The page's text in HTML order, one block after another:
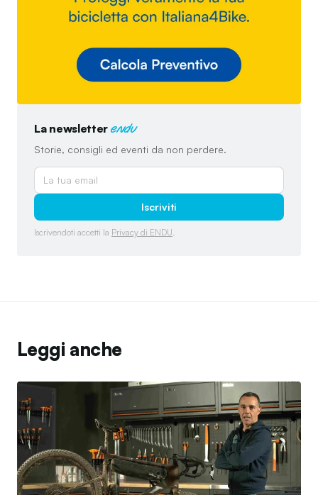
La newsletter endu
Storie, consigli ed eventi da non perdere.
Iscriviti
Iscrivendoti accetti la Privacy di ENDU.
Leggi anche